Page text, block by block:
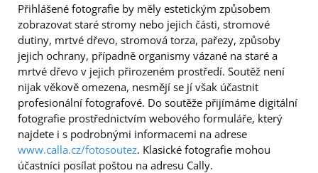
Přihlášené fotografie by měly estetickým způsobem
zobrazovat staré stromy nebo jejich části, stromové
dutiny, mrtvé dřevo, stromová torza, pařezy, způsoby
jejich ochrany, případně organismy vázané na staré a
mrtvé dřevo v jejich přirozeném prostředí. Soutěž není
nijak věkově omezena, nesmějí se jí však účastnit
profesionální fotografové. Do soutěže přijímáme digitální
fotografie prostřednictvím webového formuláře, který
najdete i s podrobnými informacemi na adrese
www.calla.cz/fotosoutez. Klasické fotografie mohou
účastníci posílat poštou na adresu Cally.